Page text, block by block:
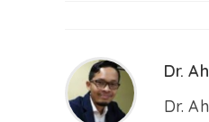
Dr.
Dr.